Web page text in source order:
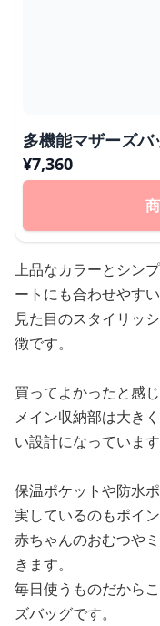
多機能マザーズ
¥7,360
上品なカラーとシン
ートにも合わせやす
見た目のスタイリッ
徴です。
買ってよかったと感
メイン収納部は大き
い設計になっています
保温ポケットや防水
実しているのもポイン
赤ちゃんのおむつや
きます。
毎日使うものだから
ズバッグです。